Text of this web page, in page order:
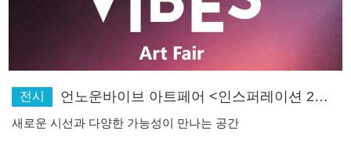
전시 언노운바이브 아트페어 <인스퍼레이션 2026>
새로운 시선과 다양한 가능성이 만나는 공간